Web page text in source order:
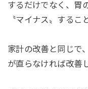
するだけでなく、胃
〝マイナス〟するこ
家計の改善と同じで
が直らなければ改善